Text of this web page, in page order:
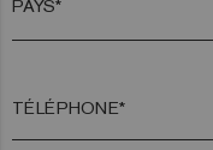
TÉLÉPHONE*